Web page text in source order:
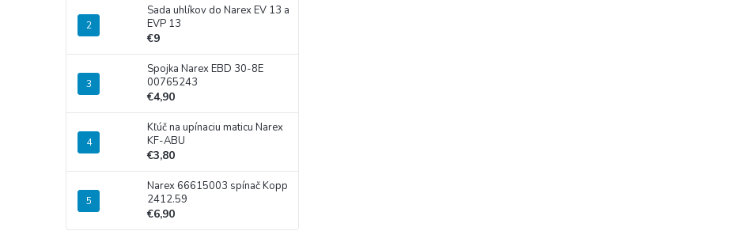
Sada uhlíkov do Narex EV 13 a
EVP 13
€9
Spojka Narex EBD 30-8E
00765243
€4,90
Kľúč na upínaciu maticu Narex
KF-ABU
€3,80
Narex 66615003 spínač Kopp
2412.59
€6,90